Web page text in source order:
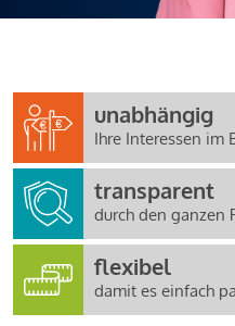
unabhängig
Ihre Interessen im
transparent
durch den ganzen
flexibel
damit es einfach